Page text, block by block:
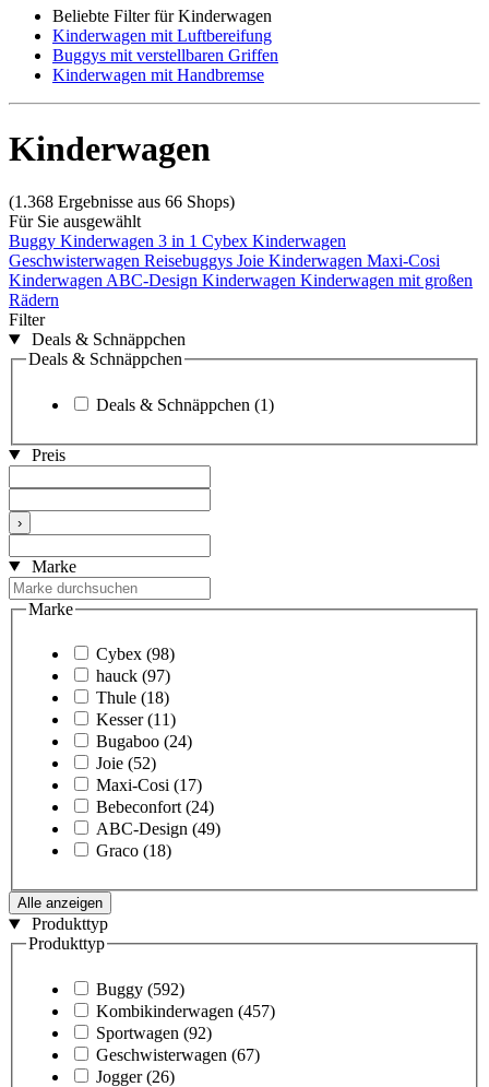
Beliebte Filter für Kinderwagen
Kinderwagen mit Luftbereifung
Buggys mit verstellbaren Griffen
Kinderwagen mit Handbremse
Kinderwagen
(1.368 Ergebnisse aus 66 Shops)
Für Sie ausgewählt
Buggy Kinderwagen 3 in 1 Cybex Kinderwagen
Geschwisterwagen Reisebuggys Joie Kinderwagen Maxi-Cosi
Kinderwagen ABC-Design Kinderwagen Kinderwagen mit großen
Rädern
Filter
Deals & Schnäppchen
Deals & Schnäppchen
Deals & Schnäppchen (1)
Preis
›
Marke
Marke
Cybex (98)
hauck (97)
Thule (18)
Kesser (11)
Bugaboo (24)
Joie (52)
Maxi-Cosi (17)
Bebeconfort (24)
ABC-Design (49)
Graco (18)
Alle anzeigen
Produkttyp
Produkttyp
Buggy (592)
Kombikinderwagen (457)
Sportwagen (92)
Geschwisterwagen (67)
Jogger (26)